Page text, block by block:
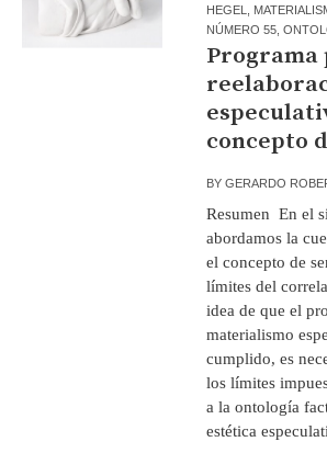
HEGEL
NÚMERO 55 ,
Programa
concepto
BYGERARDO
Resumen En el
abordamos la
el concepto de
límites del
idea de que el
materialismo
cumplido, es
los límites
a la ontología
estética